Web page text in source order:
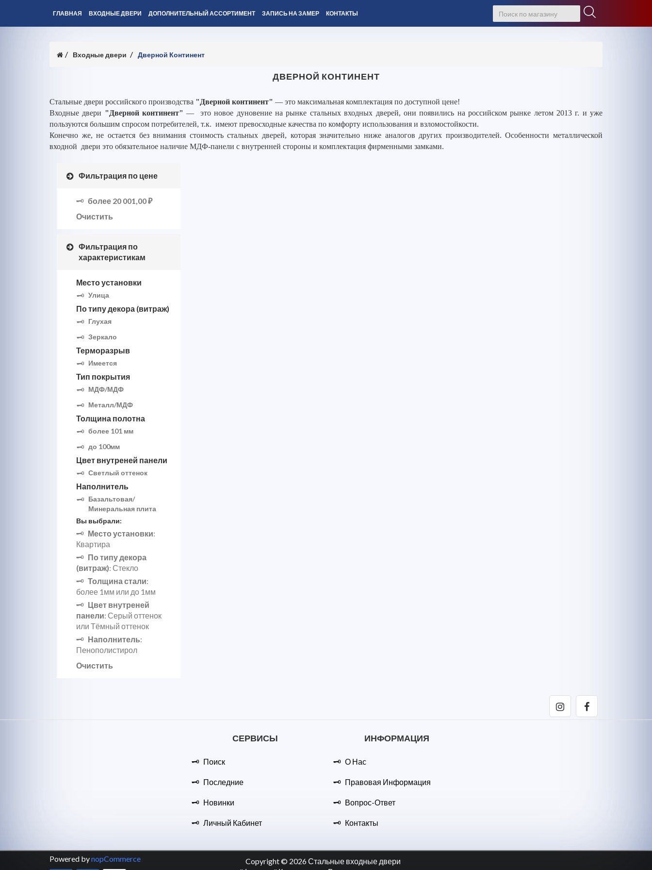
ГЛАВНАЯ ВХОДНЫЕ ДВЕРИ ДОПОЛНИТЕЛЬНЫЙ АССОРТИМЕНТ ЗАПИСЬ НА ЗАМЕР КОНТАКТЫ
Входные двери Дверной Континент
ДВЕРНОЙ КОНТИНЕНТ
Стальные двери российского производства "Дверной континент" — это максимальная комплектация по доступной цене!
Входные двери "Дверной континент" — это новое дуновение на рынке стальных входных дверей, они появились на российском рынке летом 2013 г. и уже
пользуются большим спросом потребителей, т.к. имеют превосходные качества по комфорту использования и взломостойкости.
Конечно же, не остается без внимания стоимость стальных дверей, которая значительно ниже аналогов других производителей. Особенности металлической
входной двери это обязательное наличие МДФ-панели с внутренней стороны и комплектация фирменными замками.
Фильтрация по цене
более 20 001,00 ₽
Очистить
Фильтрация по
характеристикам
Место установки
Улица
По типу декора (витраж)
Глухая
Зеркало
Терморазрыв
Имеется
Тип покрытия
МДФ/МДФ
Металл/МДФ
Толщина полотна
более 101 мм
до 100мм
Цвет внутреней панели
Светлый оттенок
Наполнитель
Базальтовая/
Минеральная плита
Вы выбрали:
Место установки:
Квартира
По типу декора
(витраж): Стекло
Толщина стали:
более 1мм или до 1мм
Цвет внутреней
панели: Серый оттенок
или Тёмный оттенок
Наполнитель:
Пенополистирол
Очистить
СЕРВИСЫ
Поиск
Последние
Новинки
Личный Кабинет
ИНФОРМАЦИЯ
О Нас
Правовая Информация
Вопрос-Ответ
Контакты
Powered bynopCommerce
Copyright © 2026 Стальные входные двери